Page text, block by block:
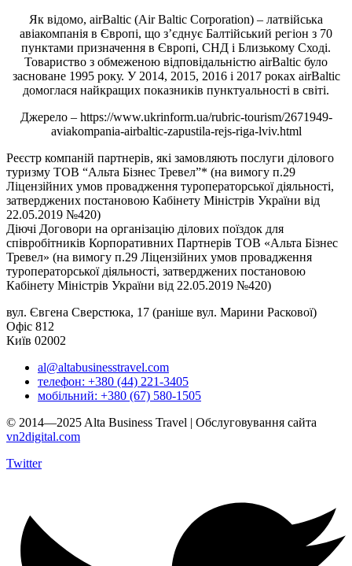
Як відомо, airBaltic (Air Baltic Corporation) – латвійська
авіакомпанія в Європі, що з’єднує Балтійський регіон з 70
пунктами призначення в Європі, СНД і Близькому Сході.
Товариство з обмеженою відповідальністю airBaltic було
засноване 1995 року. У 2014, 2015, 2016 і 2017 роках airBaltic
домоглася найкращих показників пунктуальності в світі.
Джерело – https://www.ukrinform.ua/rubric-tourism/2671949-
aviakompania-airbaltic-zapustila-rejs-riga-lviv.html
Реєстр компаній партнерів, які замовляють послуги ділового
туризму ТОВ “Альта Бізнес Тревел”* (на вимогу п.29
Ліцензійних умов провадження туроператорської діяльності,
затверджених постановою Кабінету Міністрів України від
22.05.2019 №420)
Діючі Договори на організацію ділових поїздок для
співробітників Корпоративних Партнерів ТОВ «Альта Бізнес
Тревел» (на вимогу п.29 Ліцензійних умов провадження
туроператорської діяльності, затверджених постановою
Кабінету Міністрів України від 22.05.2019 №420)
вул. Євгена Сверстюка, 17 (раніше вул. Марини Раскової)
Офіс 812
Київ 02002
al@altabusinesstravel.com
телефон: +380 (44) 221-3405
мобільний: +380 (67) 580-1505
© 2014—2025 Alta Business Travel | Обслуговування сайта
vn2digital.com
Twitter